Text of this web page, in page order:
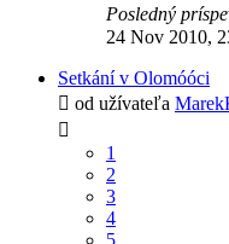
Posledný
24 Nov 2010,
Setkání v Olomóóci
od užívateľa
1
2
3
4
5